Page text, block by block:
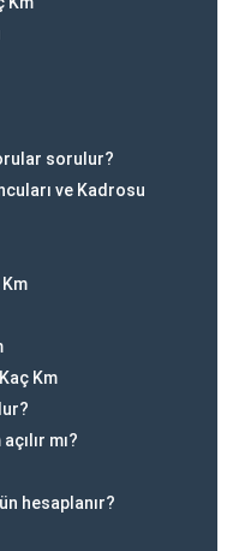
sorulur?
ve Kadrosu
Km
mı?
hesaplanır?